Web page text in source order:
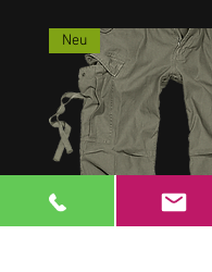
Qualität der Strümpfe.
Schadstoffgeprüft!
Neu